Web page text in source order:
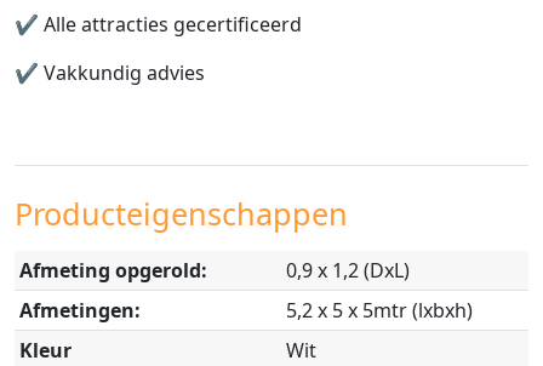
✔️ Alle attracties gecertificeerd
✔️ Vakkundig advies
Producteigenschappen
Afmeting opgerold:
0,9 x 1,2 (DxL)
Afmetingen:
5,2 x 5 x 5mtr (lxbxh)
Kleur
Wit